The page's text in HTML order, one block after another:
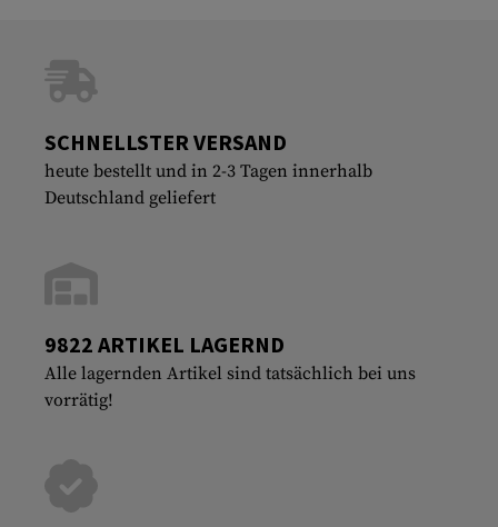
SCHNELLSTER VERSAND
heute bestellt und in 2-3 Tagen innerhalb
Deutschland geliefert
9822 ARTIKEL LAGERND
Alle lagernden Artikel sind tatsächlich bei uns
vorrätig!